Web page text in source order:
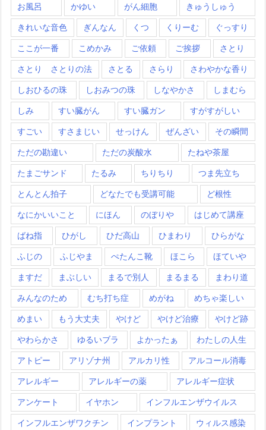
お風呂 かゆい がん細胞 きゅうしゅう
きれいな音色 ぎんなん くつ くりーむ ぐっすり
ここが一番 こめかみ ご依頼 ご挨拶 さとり
さとり さとりの法 さとる さらり さわやかな香り
しおひるの珠 しおみつの珠 しなやかさ しまむら
しみ すい臓がん すい臓ガン すがすがしい
すごい すさまじい せっけん ぜんざい その瞬間
ただの勘違い ただの炭酸水 たねや茶屋
たまごサンド たるみ ちりちり つま先立ち
とんとん拍子 どなたでも受講可能 ど根性
なにかいいこと にほん のぼりや はじめて講座
ばね指 ひがし ひだ高山 ひまわり ひらがな
ふじの ふじやま ぺたんこ靴 ほこら ほていや
ますだ まぶしい まるで別人 まるまる まわり道
みんなのため むち打ち症 めがね めちゃ楽しい
めまい もう大丈夫 やけど やけど治療 やけど跡
やわらかさ ゆるいブラ よかったぁ わたしの人生
アトピー アリゾナ州 アルカリ性 アルコール消毒
アレルギー アレルギーの薬 アレルギー症状
アンケート イヤホン インフルエンザウイルス
インフルエンザワクチン インプラント ウィルス感染